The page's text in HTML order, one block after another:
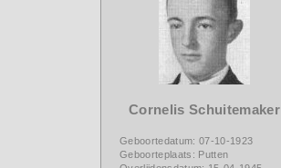
Cornelis Schuitemaker
Geboortedatum: 07-10-1923
Geboorteplaats: Putten